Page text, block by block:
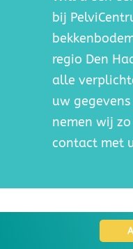
bij
regio Den
alle
uw
nemen wij
contact met
Voor uw eerste